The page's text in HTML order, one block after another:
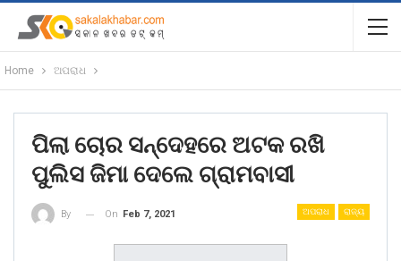
Home ଅପରାଧ
ପିଲା ଚୋର ସନ୍ଦେହରେ ଅଟକ ରଖି
ପୁଲିସ ଜିମା ଦେଲେ ଗ୍ରାମବାସୀ
ଅପରାଧ ରାଜ୍ୟ
By On Feb 7, 2021